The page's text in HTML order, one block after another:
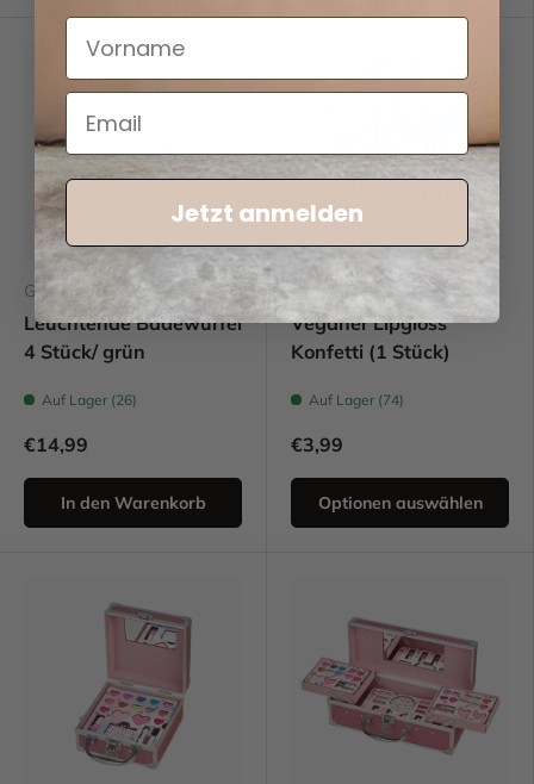
Glo Pals
Leuchtende Badewürfel
4 Stück/ grün
Auf Lager (26)
€14,99
In den Warenkorb
Souza
Veganer Lipgloss
Konfetti (1 Stück)
Auf Lager (74)
€3,99
Optionen auswählen
Jetzt anmelden